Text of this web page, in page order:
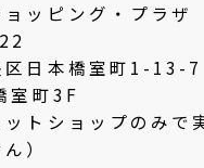
ッピング・プラザ
区日本橋室町1-13-
室町3F
ットショップのみで
）